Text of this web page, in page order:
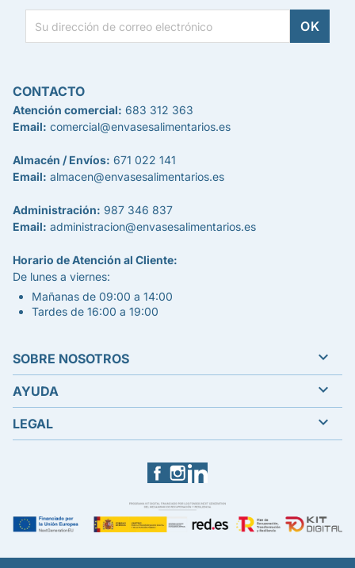
Facebook
CONTACTO
Atención comercial: 683 312 363
Email: comercial@envasesalimentarios.es
Almacén / Envíos: 671 022 141
Email: almacen@envasesalimentarios.es
Administración: 987 346 837
Email: administracion@envasesalimentarios.es
Horario de Atención al Cliente:
De lunes a viernes:
Mañanas de 09:00 a 14:00
Tardes de 16:00 a 19:00
SOBRE NOSOTROS 
AYUDA 
LEGAL 